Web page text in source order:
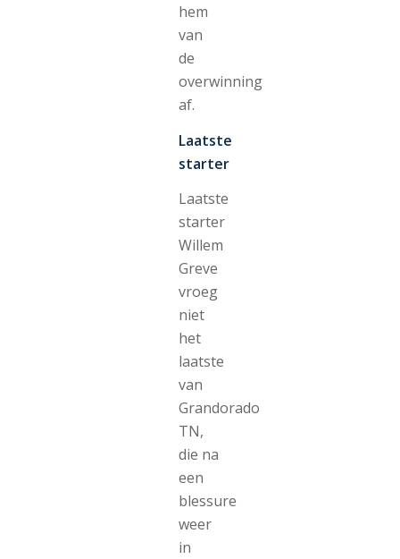
hem
van
de
overwinning
af.
Laatste
starter
Laatste
starter
Willem
Greve
vroeg
niet
het
laatste
van
Grandorado
TN,
die na
een
blessure
weer
in